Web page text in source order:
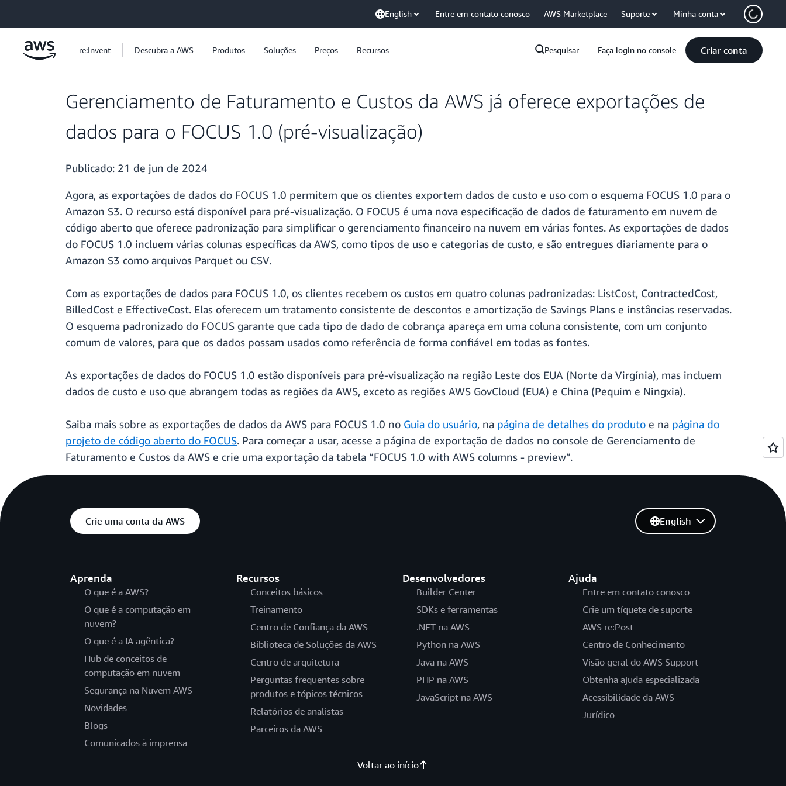
English Entre em contato conosco AWS Marketplace Suporte Minha conta
re:Invent Descubra a AWS Produtos Soluções Preços Recursos Pesquisar Faça login no console Criar conta
Gerenciamento de Faturamento e Custos da AWS já oferece exportações de
dados para o FOCUS 1.0 (pré-visualização)
Publicado: 21 de jun de 2024
Agora, as exportações de dados do FOCUS 1.0 permitem que os clientes exportem dados de custo e uso com o esquema FOCUS 1.0 para o
Amazon S3. O recurso está disponível para pré-visualização. O FOCUS é uma nova especificação de dados de faturamento em nuvem de
código aberto que oferece padronização para simplificar o gerenciamento financeiro na nuvem em várias fontes. As exportações de dados
do FOCUS 1.0 incluem várias colunas específicas da AWS, como tipos de uso e categorias de custo, e são entregues diariamente para o
Amazon S3 como arquivos Parquet ou CSV.
Com as exportações de dados para FOCUS 1.0, os clientes recebem os custos em quatro colunas padronizadas: ListCost, ContractedCost,
BilledCost e EffectiveCost. Elas oferecem um tratamento consistente de descontos e amortização de Savings Plans e instâncias reservadas.
O esquema padronizado do FOCUS garante que cada tipo de dado de cobrança apareça em uma coluna consistente, com um conjunto
comum de valores, para que os dados possam usados como referência de forma confiável em todas as fontes.
As exportações de dados do FOCUS 1.0 estão disponíveis para pré-visualização na região Leste dos EUA (Norte da Virgínia), mas incluem
dados de custo e uso que abrangem todas as regiões da AWS, exceto as regiões AWS GovCloud (EUA) e China (Pequim e Ningxia).
Saiba mais sobre as exportações de dados da AWS para FOCUS 1.0 no Guia do usuário, na página de detalhes do produto e na página do
projeto de código aberto do FOCUS. Para começar a usar, acesse a página de exportação de dados no console de Gerenciamento de
Faturamento e Custos da AWS e crie uma exportação da tabela “FOCUS 1.0 with AWS columns - preview”.
Crie uma conta da AWS
Aprenda
O que é a AWS?
O que é a computação em
nuvem?
O que é a IA agêntica?
Hub de conceitos de
computação em nuvem
Segurança na Nuvem AWS
Novidades
Blogs
Comunicados à imprensa
Recursos
Conceitos básicos
Treinamento
Centro de Confiança da AWS
Biblioteca de Soluções da AWS
Centro de arquitetura
Perguntas frequentes sobre
produtos e tópicos técnicos
Relatórios de analistas
Parceiros da AWS
Desenvolvedores
Builder Center
SDKs e ferramentas
.NET na AWS
Python na AWS
Java na AWS
PHP na AWS
JavaScript na AWS
Ajuda
Entre em contato conosco
Crie um tíquete de suporte
AWS re:Post
Centro de Conhecimento
Visão geral do AWS Support
Obtenha ajuda especializada
Acessibilidade da AWS
Jurídico
English
Voltar ao início